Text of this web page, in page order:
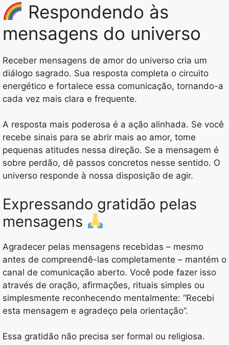
Respondendo às
mensagens do universo
Receber mensagens de amor do universo cria um
diálogo sagrado. Sua resposta completa o circuito
energético e fortalece essa comunicação, tornando-a
cada vez mais clara e frequente.
A resposta mais poderosa é a ação alinhada. Se você
recebe sinais para se abrir mais ao amor, tome
pequenas atitudes nessa direção. Se a mensagem é
sobre perdão, dê passos concretos nesse sentido. O
universo responde à nossa disposição de agir.
Expressando gratidão pelas
mensagens
Agradecer pelas mensagens recebidas – mesmo
antes de compreendê-las completamente – mantém o
canal de comunicação aberto. Você pode fazer isso
através de oração, afirmações, rituais simples ou
simplesmente reconhecendo mentalmente: “Recebi
esta mensagem e agradeço pela orientação”.
Essa gratidão não precisa ser formal ou religiosa.